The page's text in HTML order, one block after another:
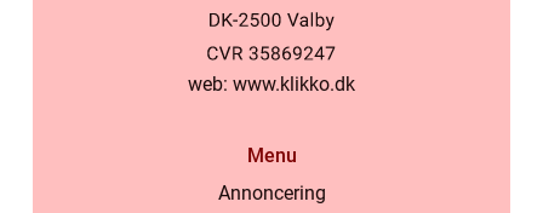
web: www.klikko.dk
Menu
Annoncering